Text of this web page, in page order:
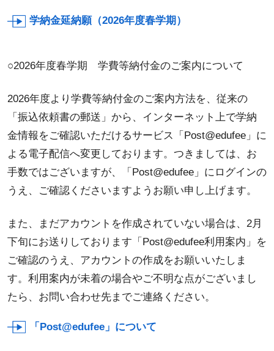
学納金延納願（2026年度春学期）
○2026年度春学期 学費等納付金のご案内について
2026年度より学費等納付金のご案内方法を、従来の
「振込依頼書の郵送」から、インターネット上で学納
金情報をご確認いただけるサービス「Post@edufee」に
よる電子配信へ変更しております。つきましては、お
手数ではございますが、「Post@edufee」にログインの
うえ、ご確認くださいますようお願い申し上げます。
また、まだアカウントを作成されていない場合は、2月
下旬にお送りしております「Post@edufee利用案内」を
ご確認のうえ、アカウントの作成をお願いいたしま
す。利用案内が未着の場合やご不明な点がございまし
たら、お問い合わせ先までご連絡ください。
「Post@edufee」について